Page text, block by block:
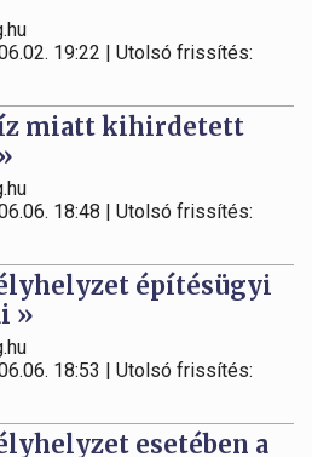
19:22 | Utolsó frissítés:
miatt kihirdetett
18:48 | Utolsó frissítés:
építésügyi
»
18:53 | Utolsó frissítés:
esetében a